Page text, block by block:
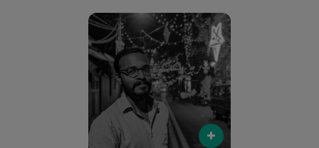
Email
ya.kumar@edu.cut.ac.cy
Phone
25002530